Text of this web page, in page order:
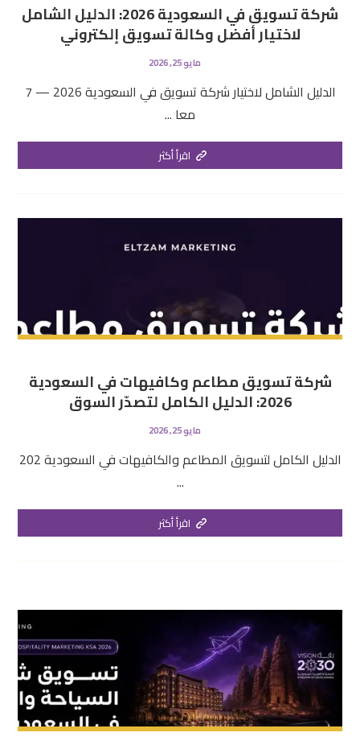
شركة تسويق في السعودية 2026: الدليل الشامل
لاختيار أفضل وكالة تسويق إلكتروني
مايو 25, 2026
الدليل الشامل لاختيار شركة تسويق في السعودية 2026 — 7
معا ...
اقرأ أكثر
شركة تسويق مطاعم وكافيهات في السعودية
2026: الدليل الكامل لتصدّر السوق
مايو 25, 2026
الدليل الكامل لتسويق المطاعم والكافيهات في السعودية 202
...
اقرأ أكثر